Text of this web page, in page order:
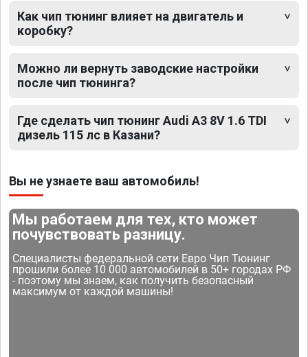
Как чип тюнинг влияет на двигатель и
коробку?
Можно ли вернуть заводские настройки
после чип тюнинга?
Где сделать чип тюнинг Audi A3 8V 1.6 TDI
дизель 115 лс в Казани?
Вы не узнаете ваш автомобиль!
Мы работаем для тех, кто может
почувствовать разницу.
Специалисты федеральной сети Евро Чип Тюнинг
прошили более 10 000 автомобилей в 50+ городах РФ
- поэтому мы знаем, как получить безопасный
максимум от каждой машины!